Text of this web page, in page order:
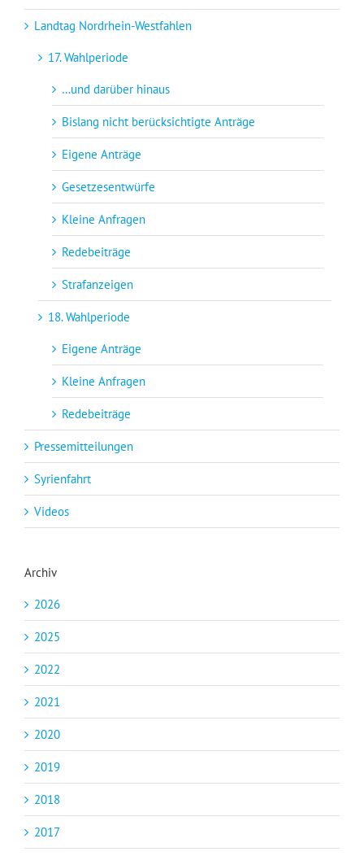
Landtag Nordrhein-Westfahlen
17. Wahlperiode
…und darüber hinaus
Bislang nicht berücksichtigte Anträge
Eigene Anträge
Gesetzesentwürfe
Kleine Anfragen
Redebeiträge
Strafanzeigen
18. Wahlperiode
Eigene Anträge
Kleine Anfragen
Redebeiträge
Pressemitteilungen
Syrienfahrt
Videos
Archiv
2026
2025
2022
2021
2020
2019
2018
2017